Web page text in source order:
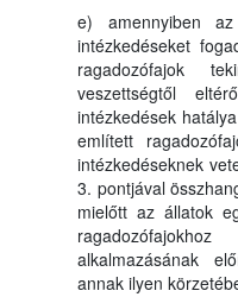
e) amennyiben
intézkedéseket
ragadozófajok
veszettségtől
intézkedések
említett
intézkedéseknek
3. pontjával
mielőtt az állatok
alkalmazásának
annak ilyen